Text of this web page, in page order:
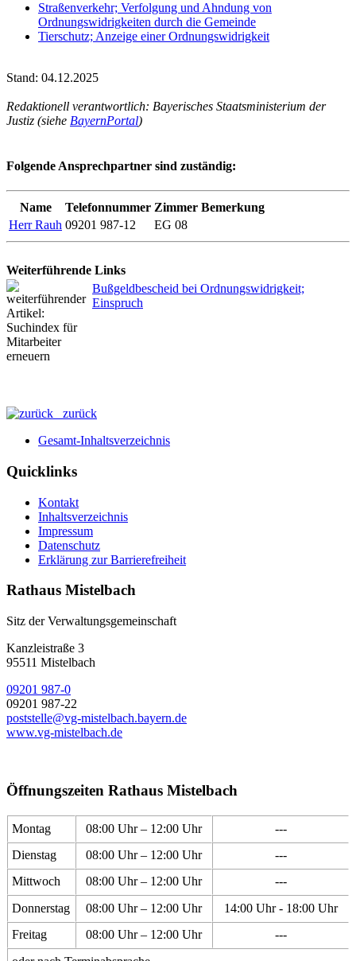
Straßenverkehr; Verfolgung und Ahndung von
Ordnungswidrigkeiten durch die Gemeinde
Tierschutz; Anzeige einer Ordnungswidrigkeit
Stand: 04.12.2025
Redaktionell verantwortlich: Bayerisches Staatsministerium der
Justiz (siehe BayernPortal)
Folgende Ansprechpartner sind zuständig:
Name Telefonnummer Zimmer Bemerkung
Herr Rauh 09201 987-12 EG 08
Weiterführende Links
Bußgeldbescheid bei Ordnungswidrigkeit;
Einspruch
zurück
Gesamt-Inhaltsverzeichnis
Quicklinks
Kontakt
Inhaltsverzeichnis
Impressum
Datenschutz
Erklärung zur Barrierefreiheit
Rathaus Mistelbach
Sitz der Verwaltungsgemeinschaft
Kanzleistraße 3
95511 Mistelbach
09201 987-0
09201 987-22
poststelle@vg-mistelbach.bayern.de
www.vg-mistelbach.de
Öffnungszeiten Rathaus Mistelbach
Montag 08:00 Uhr – 12:00 Uhr
---
Dienstag
08:00 Uhr – 12:00 Uhr
---
Mittwoch
08:00 Uhr – 12:00 Uhr
---
Donnerstag
08:00 Uhr – 12:00 Uhr
14:00 Uhr - 18:00 Uhr
Freitag
08:00 Uhr – 12:00 Uhr
---